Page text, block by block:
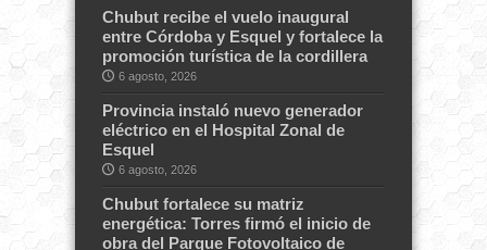
Chubut recibe el vuelo inaugural
entre Córdoba y Esquel y fortalece la
promoción turística de la cordillera
6 agosto, 2026
Provincia instaló nuevo generador
eléctrico en el Hospital Zonal de
Esquel
6 agosto, 2026
Chubut fortalece su matriz
energética: Torres firmó el inicio de
obra del Parque Fotovoltaico de